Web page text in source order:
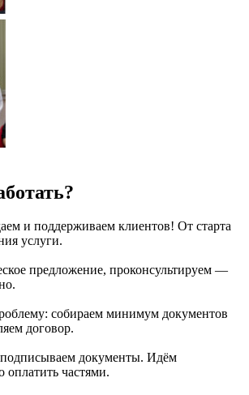
и поддерживаем клиентов! От старта
услуги.
предложение, проконсультируем —
собираем минимум документов
договор.
документы. Идём
частями.